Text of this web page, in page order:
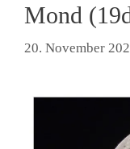
Mond
20. November